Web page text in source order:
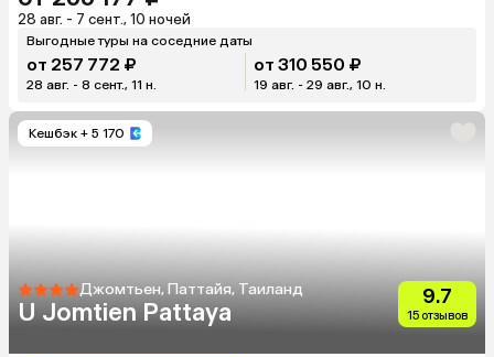
28 авг. - 7 сент., 10 ночей
Выгодные туры на соседние даты
от 257 772 ₽
28 авг. - 8 сент., 11 н.
от 310 550 ₽
19 авг. - 29 авг., 10 н.
Кешбэк + 5 170
Джомтьен, Паттайя, Таиланд
U Jomtien Pattaya
9.7
15 отзывов